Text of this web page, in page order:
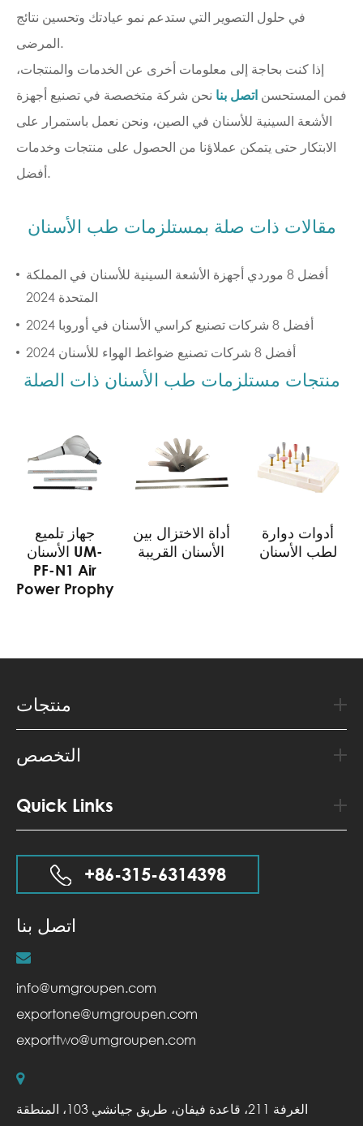
في حلول التصوير التي ستدعم نمو عيادتك وتحسين نتائج
المرضى.
إذا كنت بحاجة إلى معلومات أخرى عن الخدمات والمنتجات،
فمن المستحسن اتصل بنا نحن شركة متخصصة في تصنيع أجهزة
الأشعة السينية للأسنان في الصين، ونحن نعمل باستمرار على
الابتكار حتى يتمكن عملاؤنا من الحصول على منتجات وخدمات
أفضل.
مقالات ذات صلة بمستلزمات طب الأسنان
أفضل 8 موردي أجهزة الأشعة السينية للأسنان في المملكة
المتحدة 2024
أفضل 8 شركات تصنيع كراسي الأسنان في أوروبا 2024
أفضل 8 شركات تصنيع ضواغط الهواء للأسنان 2024
منتجات مستلزمات طب الأسنان ذات الصلة
جهاز تلميع
الأسنان UM-
PF-N1 Air
Power Prophy
أداة الاختزال بين
الأسنان القريبة
أدوات دوارة
لطب الأسنان
منتجات
التخصص
Quick Links
+86-315-6314398
اتصل بنا
info@umgroupen.com
exportone@umgroupen.com
exporttwo@umgroupen.com
الغرفة 211، قاعدة فيفان، طريق جيانشي 103، المنطقة